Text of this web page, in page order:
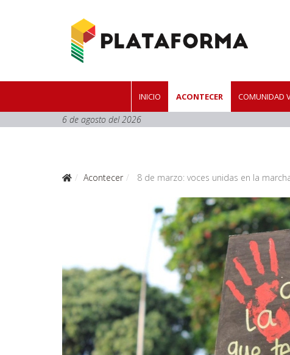
INICIO ACONTECER COMUNIDAD
6 de agosto del 2026
Acontecer 8 de marzo: voces unidas en la